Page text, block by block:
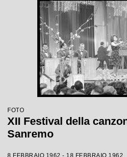
FOTO
XII Festival della
Sanremo
8 FEBBRAIO 1962 - 18 FEBBRAIO 1962